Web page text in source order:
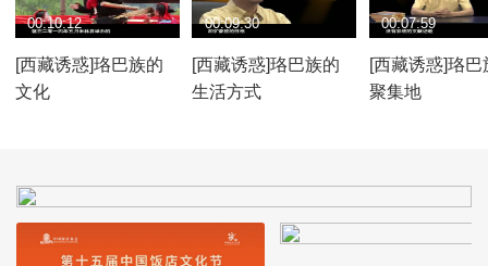
[西藏诱惑]珞巴族的
文化
00:10:12
[西藏诱惑]珞巴族的
生活方式
00:09:30
[西藏诱惑]珞巴
聚集地
00:07:59